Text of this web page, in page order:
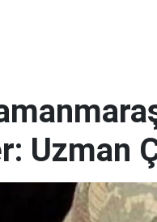
Uzman